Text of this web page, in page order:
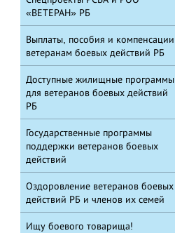
«ВЕТЕРАН» РБ
Выплаты, пособия и компенсации
ветеранам боевых действий РБ
Доступные жилищные программы
для ветеранов боевых действий
РБ
Государственные программы
поддержки ветеранов боевых
действий
Оздоровление ветеранов боевых
действий РБ и членов их семей
Ищу боевого товарища!